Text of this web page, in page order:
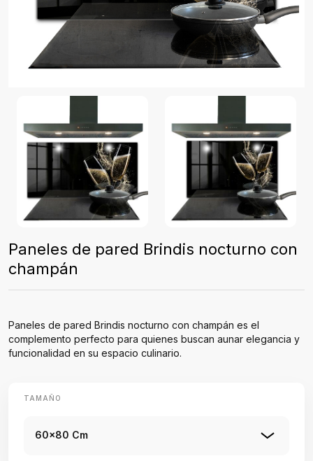
Paneles de pared Brindis nocturno con
champán
Paneles de pared Brindis nocturno con champán es el
complemento perfecto para quienes buscan aunar elegancia y
funcionalidad en su espacio culinario.
TAMAÑO
60x80 Cm